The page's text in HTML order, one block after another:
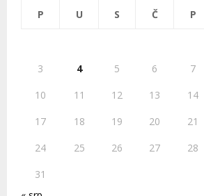
P U S Č P
3
4 5 6 7
10
11 12 13 14
17
18 19 20 21
24
25 26 27 28
31